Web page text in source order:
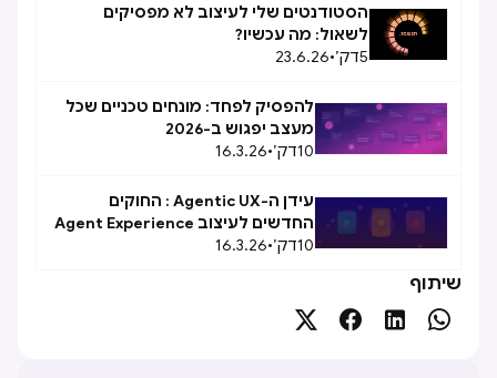
הסטודנטים שלי לעיצוב לא מפסיקים
לשאול: מה עכשיו?
5דק׳•
23.6.26
להפסיק לפחד: מונחים טכניים שכל
מעצב יפגוש ב-2026
10דק׳•
16.3.26
עידן ה-Agentic UX : החוקים
החדשים לעיצוב Agent Experience
(AX)
10דק׳•
16.3.26
שיתוף



